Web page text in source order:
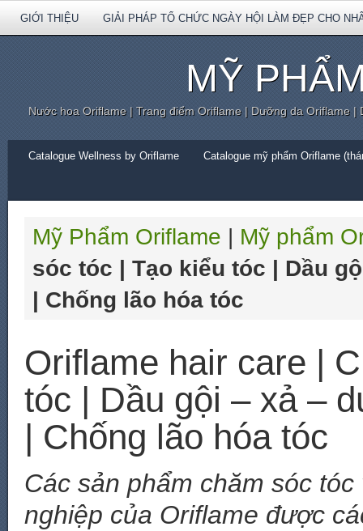
GIỚI THIỆU GIẢI PHÁP TỔ CHỨC NGÀY HỘI LÀM ĐẸP CHO
MỸ
Nước hoa Oriflame | Trang điểm Oriflame | Dưỡng da Oriflame
Catalogue Wellness by Oriflame Catalogue mỹ phẩm Oriflame
Mỹ Phẩm Oriflame | Mỹ phẩm
sóc tóc | Tạo kiểu tóc | Dầu
| Chống lão hóa tóc
Oriflame hair care |
tóc | Dầu gội – xả –
| Chống lão hóa tóc
Các sản phẩm chăm sóc
nghiệp của Oriflame được